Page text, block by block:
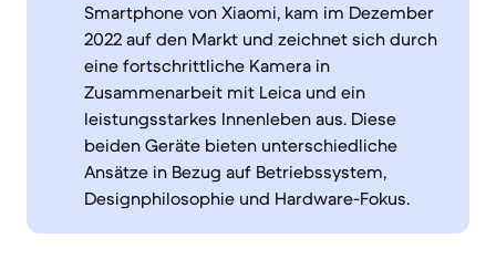
Smartphone von Xiaomi, kam im Dezember
2022 auf den Markt und zeichnet sich durch
eine fortschrittliche Kamera in
Zusammenarbeit mit Leica und ein
leistungsstarkes Innenleben aus. Diese
beiden Geräte bieten unterschiedliche
Ansätze in Bezug auf Betriebssystem,
Designphilosophie und Hardware-Fokus.